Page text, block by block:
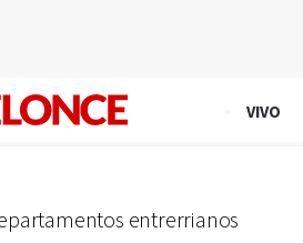
VIVO
entrerrianos